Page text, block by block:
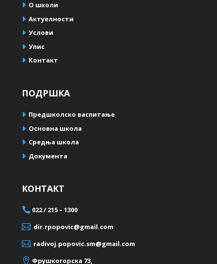
О школи
Актуелности
Услови
Упис
Контакт
ПОДРШКА
Предшколско васпитање
Oсновна школа
Средња школа
Документа
КОНТАКТ
022 / 215 – 1300
 dir.rpopovic@gmail.com
 radivoj.popovic.sm@gmail.com
 Фрушкогорска 73,